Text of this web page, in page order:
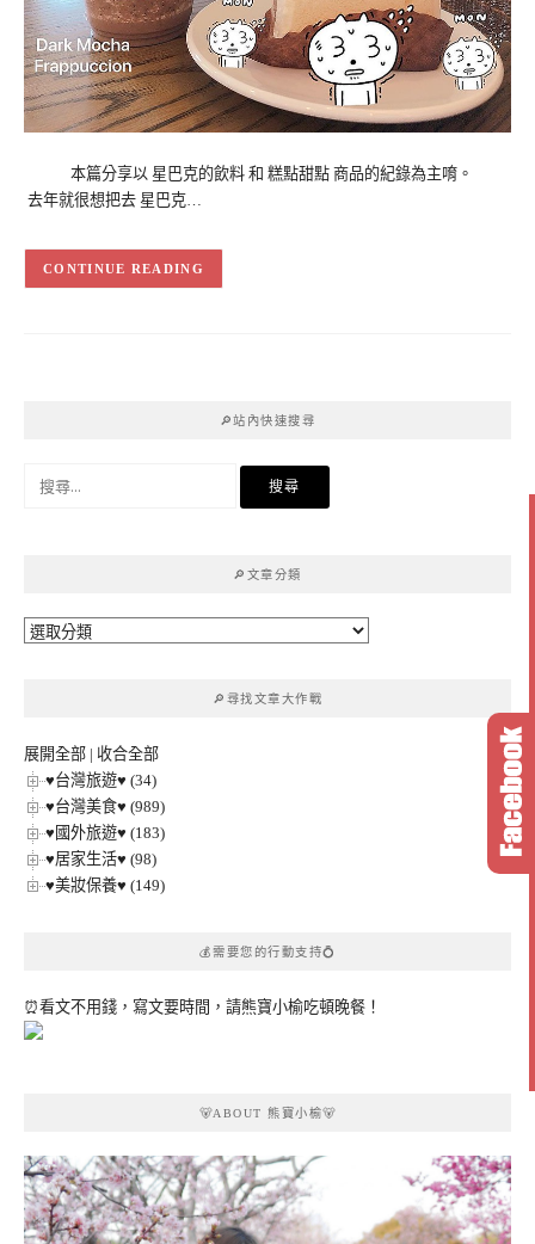
本篇分享以 星巴克的飲料 和 糕點甜點 商品的紀錄為主唷。
去年就很想把去 星巴克…
CONTINUE READING
🔎站內快速搜尋
🔎文章分類
🔎
🔎尋找文章大作戰
展開全部 | 收合全部
♥台灣旅遊♥ (34)
♥台灣美食♥ (989)
♥國外旅遊♥ (183)
♥居家生活♥ (98)
♥美妝保養♥ (149)
💰需要您的行動支持💍
⏰看文不用錢，寫文要時間，請熊寶小榆吃頓晚餐！
🐻ABOUT 熊寶小榆🐻